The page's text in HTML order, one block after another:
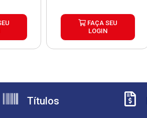
FAÇA SEU
LOGIN
Títulos